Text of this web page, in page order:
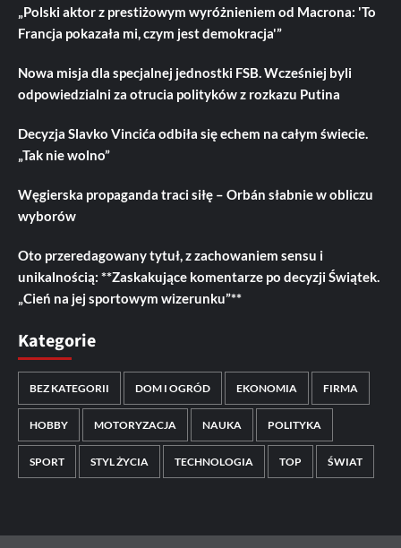
„Polski aktor z prestiżowym wyróżnieniem od Macrona: 'To
Francja pokazała mi, czym jest demokracja'”
Nowa misja dla specjalnej jednostki FSB. Wcześniej byli
odpowiedzialni za otrucia polityków z rozkazu Putina
Decyzja Slavko Vincića odbiła się echem na całym świecie.
„Tak nie wolno”
Węgierska propaganda traci siłę – Orbán słabnie w obliczu
wyborów
Oto przeredagowany tytuł, z zachowaniem sensu i
unikalnością: **Zaskakujące komentarze po decyzji Świątek.
„Cień na jej sportowym wizerunku”**
Kategorie
BEZ KATEGORII DOM I OGRÓD EKONOMIA FIRMA
HOBBY MOTORYZACJA NAUKA POLITYKA
SPORT STYL ŻYCIA TECHNOLOGIA TOP ŚWIAT